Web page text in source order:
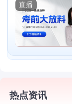
直播
热点资讯